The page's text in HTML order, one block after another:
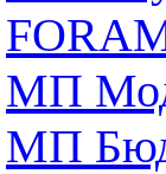
МП
МП